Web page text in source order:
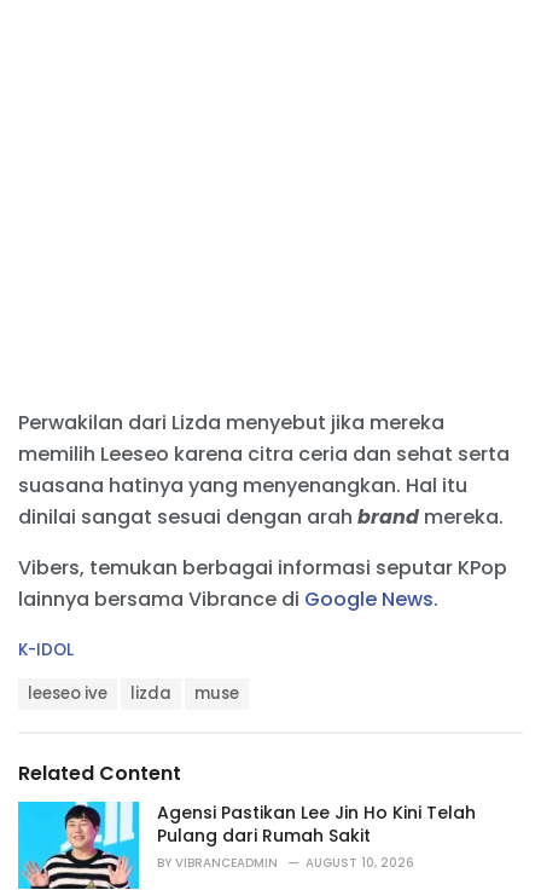
Perwakilan dari Lizda menyebut jika mereka
memilih Leeseo karena citra ceria dan sehat serta
suasana hatinya yang menyenangkan. Hal itu
dinilai sangat sesuai dengan arah brand mereka.
Vibers, temukan berbagai informasi seputar KPop
lainnya bersama Vibrance di Google News.
C
r
i
:
K-IDOL
:
leeseo ive lizda muse
Related Content
Agensi Pastikan Lee Jin Ho Kini Telah
Pulang dari Rumah Sakit
BY VIBRANCEADMIN AUGUST 10, 2026